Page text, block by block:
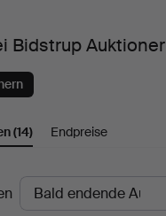
Bidstrup Auktioner
(14) Endpreise